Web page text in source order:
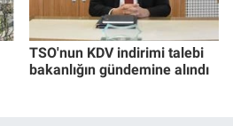
TSO'nun KDV indirimi talebi
bakanlığın gündemine alındı